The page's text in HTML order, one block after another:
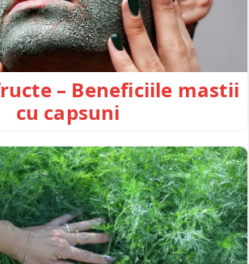
– Beneficiile mastii
cu capsuni